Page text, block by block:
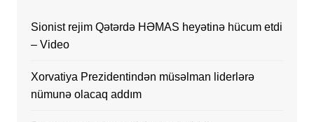
Sionist rejim Qətərdə HƏMAS heyətinə hücum etdi
– Video
Xorvatiya Prezidentindən müsəlman liderlərə
nümunə olacaq addım